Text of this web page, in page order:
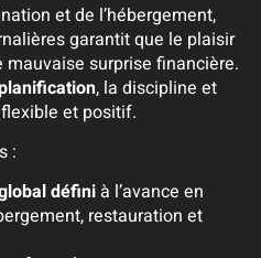
et de l’hébergement,
garantit que le plaisir
surprise financière.
, la discipline et
flexible et positif.
:
définià l’avance en
restauration et